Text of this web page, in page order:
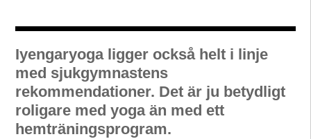
Iyengar­yoga ligger också helt i linje
med sjukgymnastens
rekommendationer. Det är ju betydligt
roligare med yoga än med ett
hemträningsprogram.